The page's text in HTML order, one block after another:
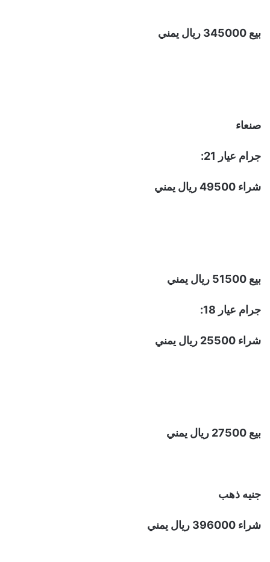
بيع 345000 ريال يمني
صنعاء
جرام عيار 21:
شراء 49500 ريال يمني
بيع 51500 ريال يمني
جرام عيار 18:
شراء 25500 ريال يمني
بيع 27500 ريال يمني
جنيه ذهب
شراء 396000 ريال يمني